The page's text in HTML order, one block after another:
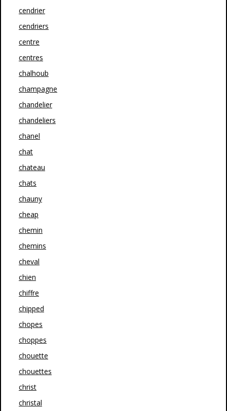
cendrier
cendriers
centre
centres
chalhoub
champagne
chandelier
chandeliers
chanel
chat
chateau
chats
chauny
cheap
chemin
chemins
cheval
chien
chiffre
chipped
chopes
choppes
chouette
chouettes
christ
christal